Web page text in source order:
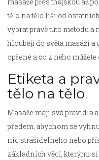
tělo na tělo liší od
vybrat právě tuto metodu
hlouběji do světa masáží a
opřené a co z něho můžete
Etiketa a
tělo na tělo
Masáže mají svá pravidla
předem, abychom se
nic strašidelného nebo
základních věcí, kterými